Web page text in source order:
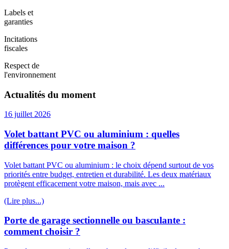
Labels et
garanties
Incitations
fiscales
Respect de
l'environnement
Actualités du moment
16 juillet 2026
Volet battant PVC ou aluminium : quelles
différences pour votre maison ?
Volet battant PVC ou aluminium : le choix dépend surtout de vos
priorités entre budget, entretien et durabilité. Les deux matériaux
protègent efficacement votre maison, mais avec ...
(Lire plus...)
Porte de garage sectionnelle ou basculante :
comment choisir ?